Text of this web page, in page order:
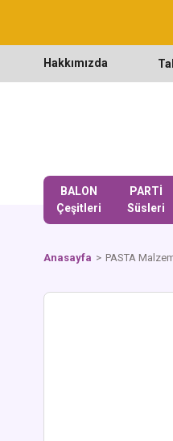
Hakkımızda
BALON
Çeşitleri
PARTİ
Süsleri
Anasayfa PASTA